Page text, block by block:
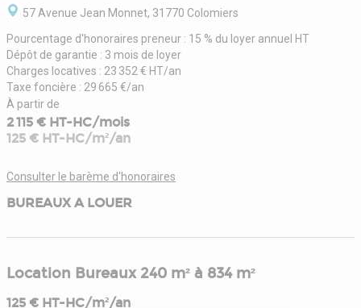
57 Avenue Jean Monnet, 31770 Colomiers
Pourcentage d'honoraires preneur : 15 % du loyer annuel HT
Dépôt de garantie : 3 mois de loyer
Charges locatives : 23 352 € HT/an
Taxe foncière : 29 665 €/an
À partir de
2 115 € HT-HC/mois
125 € HT-HC/m²/an
Consulter le barème d'honoraires
BUREAUX A LOUER
Location Bureaux 240 m² à 834 m²
125 € HT-HC/m²/an